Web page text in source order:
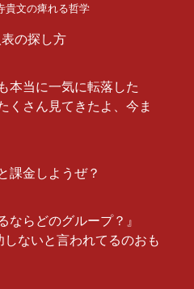
貴文の痺れる哲学
の探し方
本当に一気に転落した
くさん見てきたよ、今ま
課金しようぜ？
ならどのグループ？』
しないと言われてるのおも